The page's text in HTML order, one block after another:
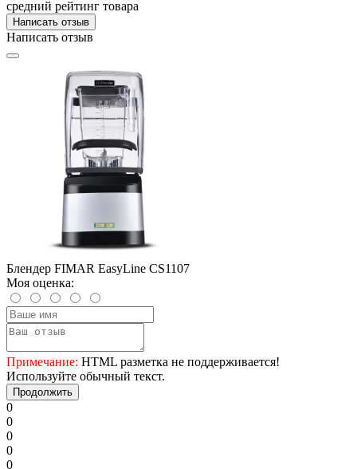
средний рейтинг товара
Написать отзыв
Написать отзыв
Блендер FIMAR EasyLine CS1107
Моя оценка:
Примечание: HTML разметка не поддерживается!
Используйте обычный текст.
Продолжить
0
0
0
0
0